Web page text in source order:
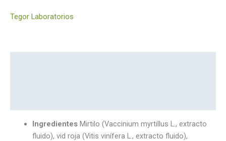
Tegor Laboratorios
Ingredientes Mirtilo (Vaccinium myrtillus L., extracto
fluido), vid roja (Vitis vinífera L., extracto fluido),